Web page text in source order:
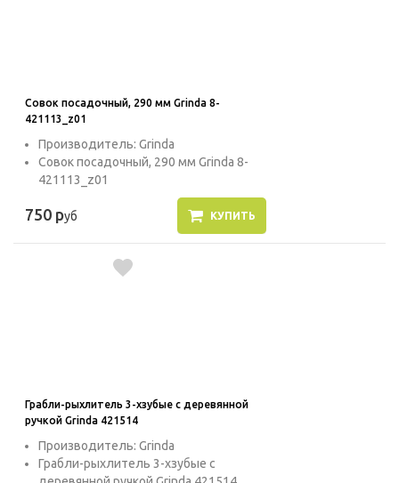
Совок посадочный, 290 мм Grinda 8-
421113_z01
Производитель: Grinda
Совок посадочный, 290 мм Grinda 8-
421113_z01
750 руб КУПИТЬ
Грабли-рыхлитель 3-хзубые с деревянной
ручкой Grinda 421514
Производитель: Grinda
Грабли-рыхлитель 3-хзубые с